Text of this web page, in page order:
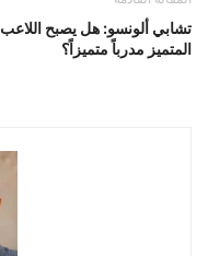
تشابي ألونسو: هل يصبح اللاعب
المتميز مدرباً متميزاً؟